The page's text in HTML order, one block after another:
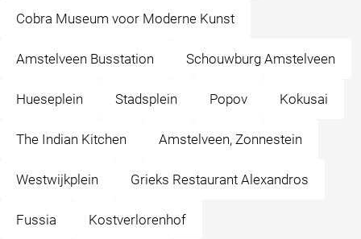
Cobra Museum voor Moderne Kunst
Amstelveen Busstation Schouwburg Amstelveen
Hueseplein Stadsplein Popov Kokusai
The Indian Kitchen Amstelveen, Zonnestein
Westwijkplein Grieks Restaurant Alexandros
Fussia Kostverlorenhof